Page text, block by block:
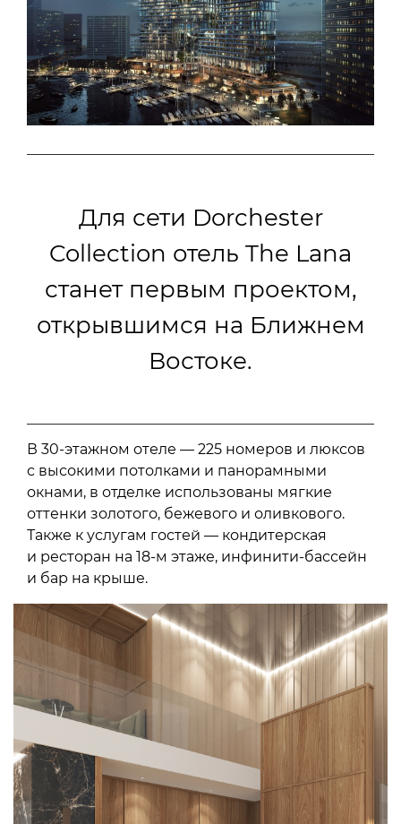
Для сети Dorchester
Collection отель The Lana
станет первым проектом,
открывшимся на Ближнем
Востоке.
В 30-этажном отеле — 225 номеров и люксов
с высокими потолками и панорамными
окнами, в отделке использованы мягкие
оттенки золотого, бежевого и оливкового.
Также к услугам гостей — кондитерская
и ресторан на 18-м этаже, инфинити-бассейн
и бар на крыше.